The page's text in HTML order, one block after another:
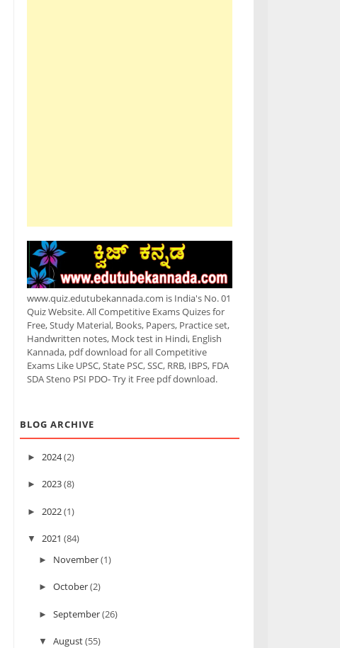
www.quiz.edutubekannada.com is India's No. 01
Quiz Website. All Competitive Exams Quizes for
Free, Study Material, Books, Papers, Practice set,
Handwritten notes, Mock test in Hindi, English
Kannada, pdf download for all Competitive
Exams Like UPSC, State PSC, SSC, RRB, IBPS, FDA
SDA Steno PSI PDO- Try it Free pdf download.
BLOG ARCHIVE
► 2024(2)
► 2023(8)
► 2022(1)
▼ 2021 (84)
► November(1)
► October(2)
► September(26)
▼ August(55)